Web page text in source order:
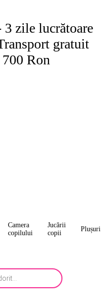
zile lucrătoare
gratuit
Ron
Camera
copilului
Jucării
copii
Plușuri